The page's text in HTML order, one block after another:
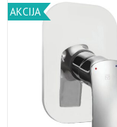
AKCIJA